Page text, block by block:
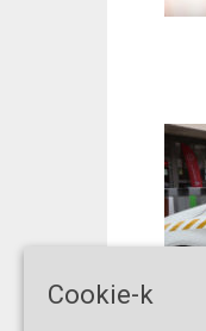
Cookie-k